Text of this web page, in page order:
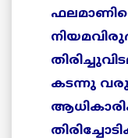
കടന്നു